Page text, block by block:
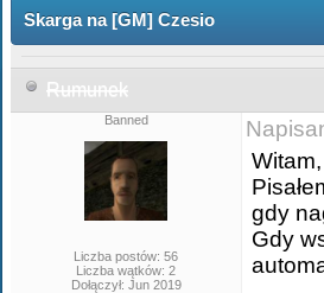
Skarga na [GM] Czesio
Rumunek
Banned
Liczba postów: 56
Liczba wątków: 2
Dołączył: Jun 2019
Witam,
gdy
Gdy